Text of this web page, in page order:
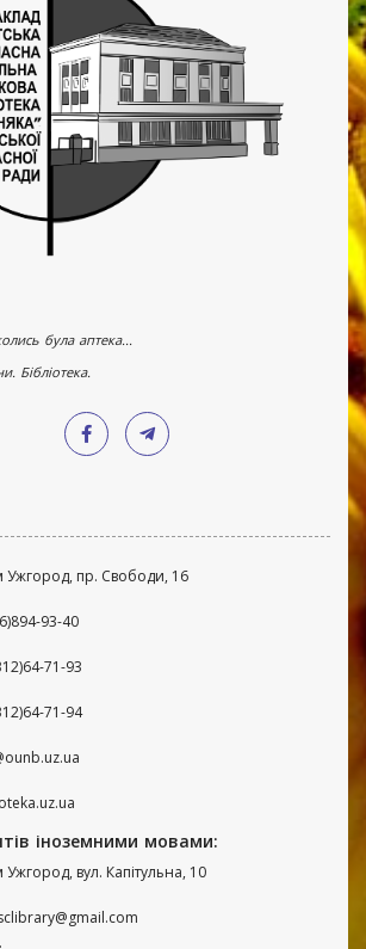
була аптека...
Бібліотека.
Ужгород, пр. Свободи, 16
93-40
71-93
71-94
іноземними мовами:
Ужгород, вул. Капітульна, 10